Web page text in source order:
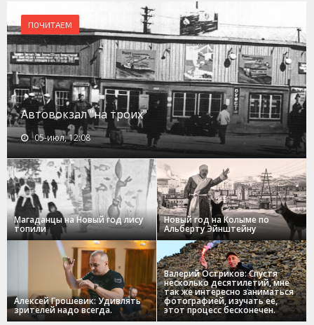
ПОЧИТАЕМ
Автовокзал "на троих"
05-июл, 12:08
Магаданцы на Новый год лису
топили
Новый год на Колыме по
Альберту Эйнштейну
Алексей Грошевик: Удивлять
зрителей надо всегда.
Валерий Остриков: Спустя
несколько десятилетий, мне
так же интересно заниматься
фотографией, изучать ее,
этот процесс бесконечен.